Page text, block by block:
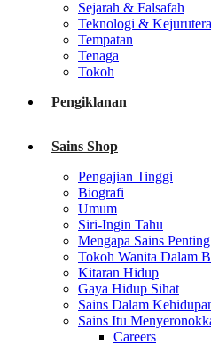
Sejarah & Falsafah
Teknologi &
Tempatan
Tenaga
Tokoh
Pengiklanan
Sains Shop
Pengajian Tinggi
Biografi
Umum
Siri-Ingin Tahu
Mengapa Sains Penting
Tokoh Wanita Dalam
Kitaran Hidup
Gaya Hidup Sihat
Sains Dalam
Sains Itu
Careers